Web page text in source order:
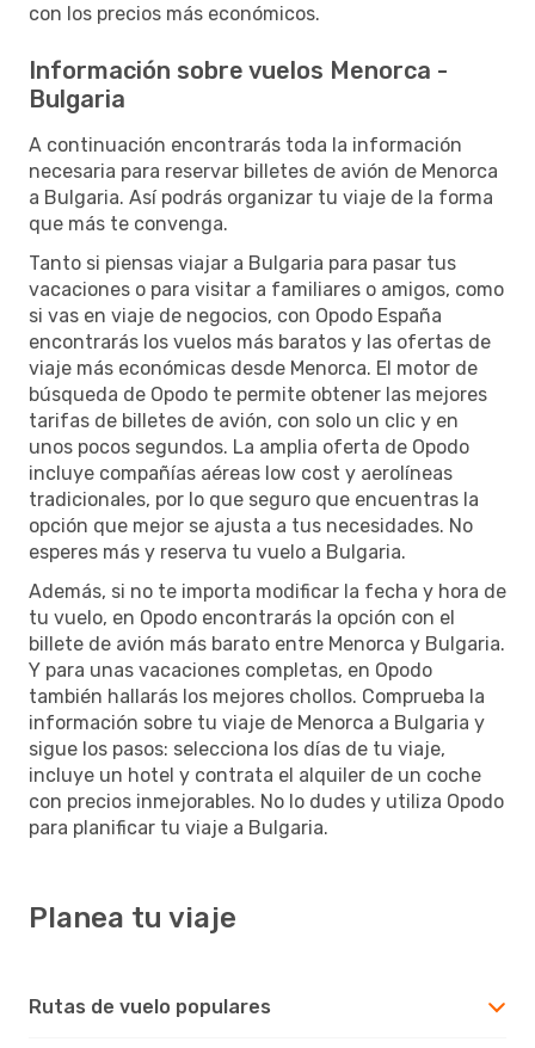
con los precios más económicos.
Información sobre vuelos Menorca -
Bulgaria
A continuación encontrarás toda la información
necesaria para reservar billetes de avión de Menorca
a Bulgaria. Así podrás organizar tu viaje de la forma
que más te convenga.
Tanto si piensas viajar a Bulgaria para pasar tus
vacaciones o para visitar a familiares o amigos, como
si vas en viaje de negocios, con Opodo España
encontrarás los vuelos más baratos y las ofertas de
viaje más económicas desde Menorca. El motor de
búsqueda de Opodo te permite obtener las mejores
tarifas de billetes de avión, con solo un clic y en
unos pocos segundos. La amplia oferta de Opodo
incluye compañías aéreas low cost y aerolíneas
tradicionales, por lo que seguro que encuentras la
opción que mejor se ajusta a tus necesidades. No
esperes más y reserva tu vuelo a Bulgaria.
Además, si no te importa modificar la fecha y hora de
tu vuelo, en Opodo encontrarás la opción con el
billete de avión más barato entre Menorca y Bulgaria.
Y para unas vacaciones completas, en Opodo
también hallarás los mejores chollos. Comprueba la
información sobre tu viaje de Menorca a Bulgaria y
sigue los pasos: selecciona los días de tu viaje,
incluye un hotel y contrata el alquiler de un coche
con precios inmejorables. No lo dudes y utiliza Opodo
para planificar tu viaje a Bulgaria.
Planea tu viaje
Rutas de vuelo populares